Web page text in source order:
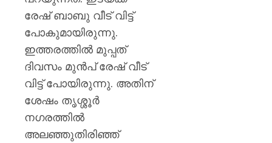
രേഷ് ബാബു വീട് വിട്ട്
പോകുമായിരുന്നു.
ഇത്തരത്തില്‍ മുപ്പത്
ദിവസം മുന്‍പ് രേഷ് വീട്
വിട്ട് പോയിരുന്നു. അതിന്
ശേഷം തൃശ്ശൂര്‍
നഗരത്തില്‍
അലഞ്ഞുതിരിഞ്ഞ്